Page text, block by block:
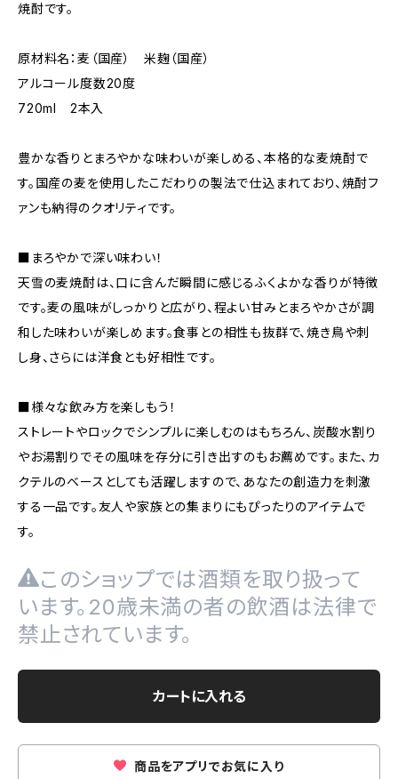
焼酎です。
原材料名：麦（国産） 米麹（国産）
アルコール度数20度
720ml 2本入
豊かな香りとまろやかな味わいが楽しめる、本格的な麦焼酎で
す。国産の麦を使用したこだわりの製法で仕込まれており、焼酎フ
ァンも納得のクオリティです。
■まろやかで深い味わい！
天雪の麦焼酎は、口に含んだ瞬間に感じるふくよかな香りが特徴
です。麦の風味がしっかりと広がり、程よい甘みとまろやかさが調
和した味わいが楽しめます。食事との相性も抜群で、焼き鳥や刺
し身、さらには洋食とも好相性です。
■様々な飲み方を楽しもう！
ストレートやロックでシンプルに楽しむのはもちろん、炭酸水割り
やお湯割りでその風味を存分に引き出すのもお薦めです。また、カ
クテルのベースとしても活躍しますので、あなたの創造力を刺激
する一品です。友人や家族との集まりにもぴったりのアイテムで
す。
このショップでは酒類を取り扱って
います。20歳未満の者の飲酒は法律で
禁止されています。
カートに入れる
商品をアプリでお気に入り